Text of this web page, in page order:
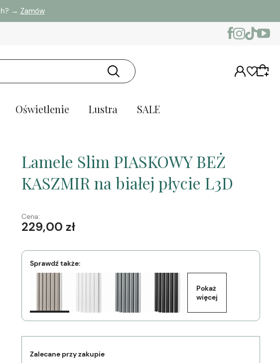
→ Zamów
Oświetlenie Lustra SALE
Lamele Slim PIASKOWY BEŻ
KASZMIR na białej płycie L3D
Cena:
229,00 zł
Sprawdź także:
Pokaż
więcej
Zalecane przy zakupie